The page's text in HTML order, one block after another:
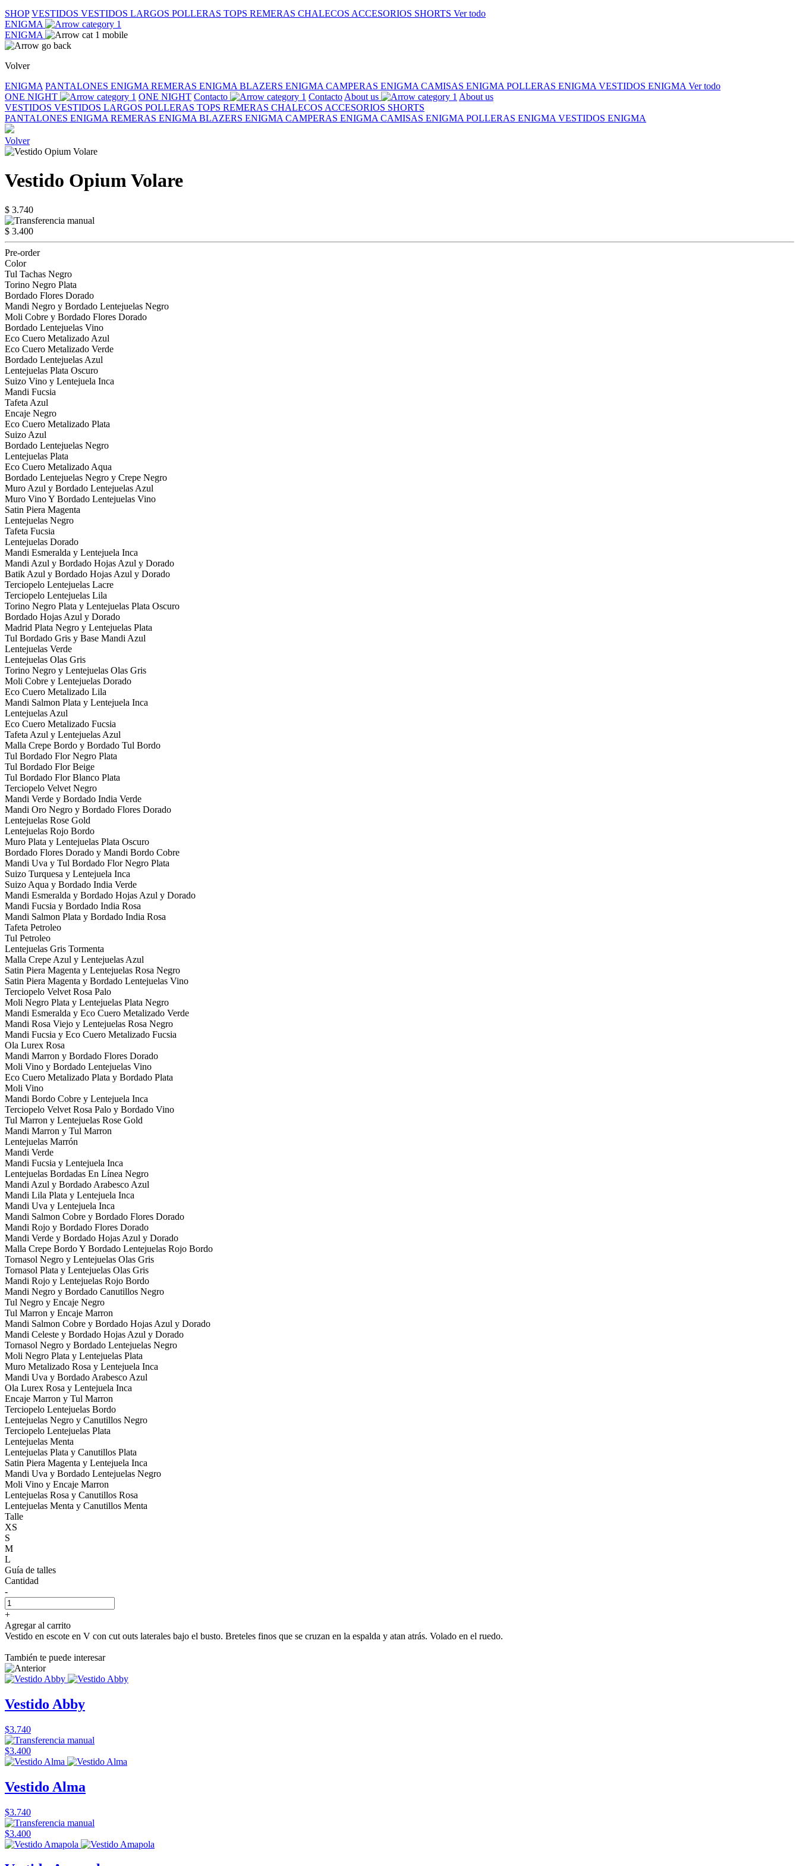
SHOP VESTIDOS VESTIDOS LARGOS POLLERAS TOPS REMERAS CHALECOS ACCESORIOS SHORTS Ver todo
ENIGMA
ENIGMA
Volver
ENIGMA PANTALONES ENIGMA REMERAS ENIGMA BLAZERS ENIGMA CAMPERAS ENIGMA CAMISAS ENIGMA POLLERAS ENIGMA VESTIDOS ENIGMA Ver todo
ONE NIGHT
ONE NIGHT Contacto Contacto About us
About us
VESTIDOS VESTIDOS LARGOS POLLERAS TOPS REMERAS CHALECOS ACCESORIOS SHORTS
PANTALONES ENIGMA REMERAS ENIGMA BLAZERS ENIGMA CAMPERAS ENIGMA CAMISAS ENIGMA POLLERAS ENIGMA VESTIDOS ENIGMA
Volver
Vestido Opium Volare
$ 3.740
$ 3.400
Pre-order
Color
Tul Tachas Negro
Torino Negro Plata
Bordado Flores Dorado
Mandi Negro y Bordado Lentejuelas Negro
Moli Cobre y Bordado Flores Dorado
Bordado Lentejuelas Vino
Eco Cuero Metalizado Azul
Eco Cuero Metalizado Verde
Bordado Lentejuelas Azul
Lentejuelas Plata Oscuro
Suizo Vino y Lentejuela Inca
Mandi Fucsia
Tafeta Azul
Encaje Negro
Eco Cuero Metalizado Plata
Suizo Azul
Bordado Lentejuelas Negro
Lentejuelas Plata
Eco Cuero Metalizado Aqua
Bordado Lentejuelas Negro y Crepe Negro
Muro Azul y Bordado Lentejuelas Azul
Muro Vino Y Bordado Lentejuelas Vino
Satin Piera Magenta
Lentejuelas Negro
Tafeta Fucsia
Lentejuelas Dorado
Mandi Esmeralda y Lentejuela Inca
Mandi Azul y Bordado Hojas Azul y Dorado
Batik Azul y Bordado Hojas Azul y Dorado
Terciopelo Lentejuelas Lacre
Terciopelo Lentejuelas Lila
Torino Negro Plata y Lentejuelas Plata Oscuro
Bordado Hojas Azul y Dorado
Madrid Plata Negro y Lentejuelas Plata
Tul Bordado Gris y Base Mandi Azul
Lentejuelas Verde
Lentejuelas Olas Gris
Torino Negro y Lentejuelas Olas Gris
Moli Cobre y Lentejuelas Dorado
Eco Cuero Metalizado Lila
Mandi Salmon Plata y Lentejuela Inca
Lentejuelas Azul
Eco Cuero Metalizado Fucsia
Tafeta Azul y Lentejuelas Azul
Malla Crepe Bordo y Bordado Tul Bordo
Tul Bordado Flor Negro Plata
Tul Bordado Flor Beige
Tul Bordado Flor Blanco Plata
Terciopelo Velvet Negro
Mandi Verde y Bordado India Verde
Mandi Oro Negro y Bordado Flores Dorado
Lentejuelas Rose Gold
Lentejuelas Rojo Bordo
Muro Plata y Lentejuelas Plata Oscuro
Bordado Flores Dorado y Mandi Bordo Cobre
Mandi Uva y Tul Bordado Flor Negro Plata
Suizo Turquesa y Lentejuela Inca
Suizo Aqua y Bordado India Verde
Mandi Esmeralda y Bordado Hojas Azul y Dorado
Mandi Fucsia y Bordado India Rosa
Mandi Salmon Plata y Bordado India Rosa
Tafeta Petroleo
Tul Petroleo
Lentejuelas Gris Tormenta
Malla Crepe Azul y Lentejuelas Azul
Satin Piera Magenta y Lentejuelas Rosa Negro
Satin Piera Magenta y Bordado Lentejuelas Vino
Terciopelo Velvet Rosa Palo
Moli Negro Plata y Lentejuelas Plata Negro
Mandi Esmeralda y Eco Cuero Metalizado Verde
Mandi Rosa Viejo y Lentejuelas Rosa Negro
Mandi Fucsia y Eco Cuero Metalizado Fucsia
Ola Lurex Rosa
Mandi Marron y Bordado Flores Dorado
Moli Vino y Bordado Lentejuelas Vino
Eco Cuero Metalizado Plata y Bordado Plata
Moli Vino
Mandi Bordo Cobre y Lentejuela Inca
Terciopelo Velvet Rosa Palo y Bordado Vino
Tul Marron y Lentejuelas Rose Gold
Mandi Marron y Tul Marron
Lentejuelas Marrón
Mandi Verde
Mandi Fucsia y Lentejuela Inca
Lentejuelas Bordadas En Línea Negro
Mandi Azul y Bordado Arabesco Azul
Mandi Lila Plata y Lentejuela Inca
Mandi Uva y Lentejuela Inca
Mandi Salmon Cobre y Bordado Flores Dorado
Mandi Rojo y Bordado Flores Dorado
Mandi Verde y Bordado Hojas Azul y Dorado
Malla Crepe Bordo Y Bordado Lentejuelas Rojo Bordo
Tornasol Negro y Lentejuelas Olas Gris
Tornasol Plata y Lentejuelas Olas Gris
Mandi Rojo y Lentejuelas Rojo Bordo
Mandi Negro y Bordado Canutillos Negro
Tul Negro y Encaje Negro
Tul Marron y Encaje Marron
Mandi Salmon Cobre y Bordado Hojas Azul y Dorado
Mandi Celeste y Bordado Hojas Azul y Dorado
Tornasol Negro y Bordado Lentejuelas Negro
Moli Negro Plata y Lentejuelas Plata
Muro Metalizado Rosa y Lentejuela Inca
Mandi Uva y Bordado Arabesco Azul
Ola Lurex Rosa y Lentejuela Inca
Encaje Marron y Tul Marron
Terciopelo Lentejuelas Bordo
Lentejuelas Negro y Canutillos Negro
Terciopelo Lentejuelas Plata
Lentejuelas Menta
Lentejuelas Plata y Canutillos Plata
Satin Piera Magenta y Lentejuela Inca
Mandi Uva y Bordado Lentejuelas Negro
Moli Vino y Encaje Marron
Lentejuelas Rosa y Canutillos Rosa
Lentejuelas Menta y Canutillos Menta
Talle
XS
S
M
L
Guía de talles
Cantidad
-
+
Agregar al carrito
Vestido en escote en V con cut outs laterales bajo el busto. Breteles finos que se cruzan en la espalda y atan atrás. Volado en el ruedo.
También te puede interesar
Vestido Abby
$3.740
$3.400
Vestido Alma
$3.740
$3.400